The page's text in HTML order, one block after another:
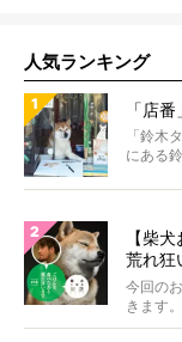
人気ランキング
「店
「鈴木
にある
【柴
荒れ狂
リ回答
今回の
きます
に...